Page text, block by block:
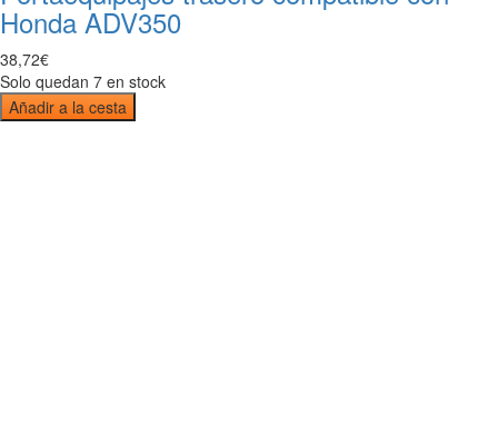
Honda ADV350
38,72€
Solo quedan 7 en stock
Añadir a la cesta